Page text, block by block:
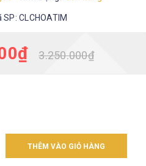
SP: CLCHOATIM
3.250.000₫
THÊM VÀO GIỎ HÀNG